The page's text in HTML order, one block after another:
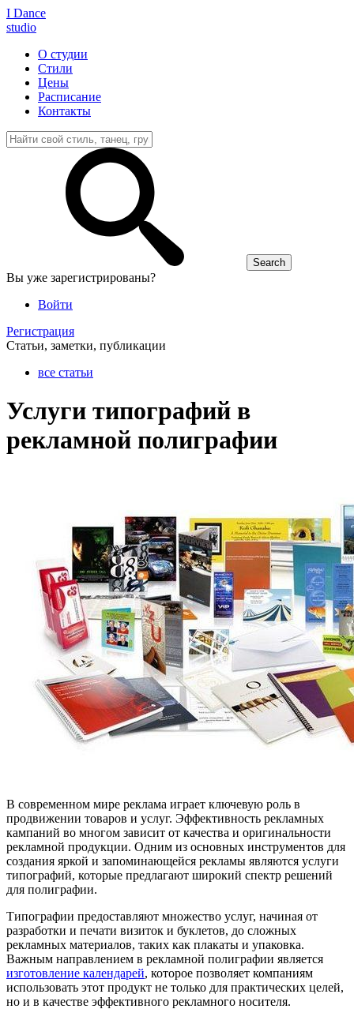
I Dance
studio
О студии
Стили
Цены
Расписание
Контакты
Вы уже зарегистрированы?
Войти
Регистрация
Статьи, заметки, публикации
все статьи
Услуги типографий в
рекламной полиграфии
В современном мире реклама играет ключевую роль в
продвижении товаров и услуг. Эффективность рекламных
кампаний во многом зависит от качества и оригинальности
рекламной продукции. Одним из основных инструментов для
создания яркой и запоминающейся рекламы являются услуги
типографий, которые предлагают широкий спектр решений
для полиграфии.
Типографии предоставляют множество услуг, начиная от
разработки и печати визиток и буклетов, до сложных
рекламных материалов, таких как плакаты и упаковка.
Важным направлением в рекламной полиграфии является
изготовление календарей, которое позволяет компаниям
использовать этот продукт не только для практических целей,
но и в качестве эффективного рекламного носителя.